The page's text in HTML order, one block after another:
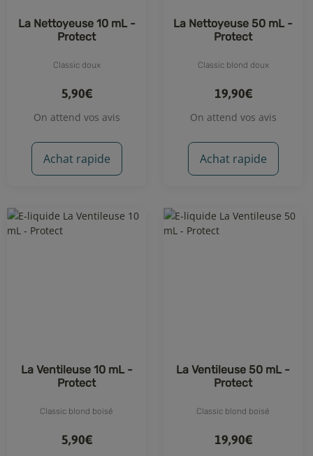
La Nettoyeuse 10 mL -
Protect
Classic doux
5,90€
On attend vos avis
Achat rapide
La Nettoyeuse 50 mL -
Protect
Classic blond doux
19,90€
On attend vos avis
Achat rapide
La Ventileuse 10 mL -
Protect
Classic blond boisé
5,90€
La Ventileuse 50 mL -
Protect
Classic blond boisé
19,90€